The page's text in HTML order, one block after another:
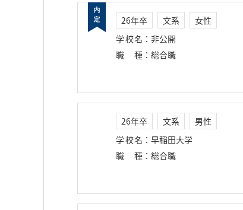
26年卒 文系
女性
学校名 ： 非公開
職種 ： 総合職
26年卒 文系
男性
学校名 ： 早稲田大学
職種 ： 総合職